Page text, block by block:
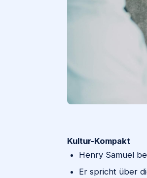
Kultur-Kompakt
Henry Samuel
Er spricht über